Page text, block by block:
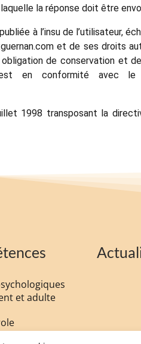
la réponse doit être
à l’insu de l’utilisateur,
et de ses droits
de conservation et
est en conformité avec
1998 transposant la
et adulte